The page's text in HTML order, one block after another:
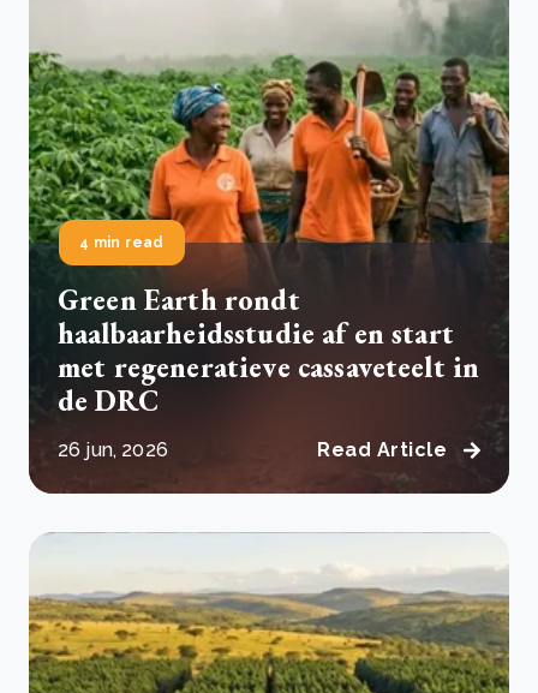
4 min read
Green Earth rondt
haalbaarheidsstudie af en start
met regeneratieve cassaveteelt in
de DRC
26 jun, 2026 Read Article